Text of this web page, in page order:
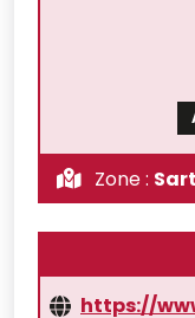
Zone :
https://